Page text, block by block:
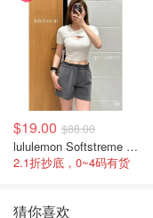
$19.00 $88.00
lululemon Softstreme 女士高腰短裤 10cm
2.1折抄底，0~4码有货
猜你喜欢